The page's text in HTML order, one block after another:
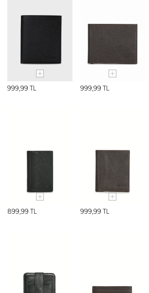
999,99 TL 999,99 TL
899,99 TL 999,99 TL